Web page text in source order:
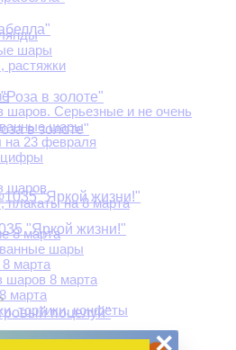
шары
растяжки
шаров. Серьезные и не очень
шары
на 23 февраля
шаров
плакаты на 8 марта
8 марта
шары
8 марта
8 марта
марта
тортики, конфеты
на 9 мая
в золоте"
"Яркой жизни!"
поцелуй"